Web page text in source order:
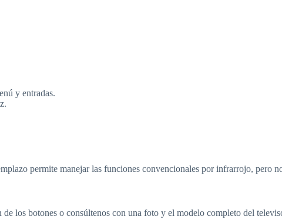
y entradas.
permite manejar las funciones convencionales por infrarrojo, pero
los botones o consúltenos con una foto y el modelo completo del